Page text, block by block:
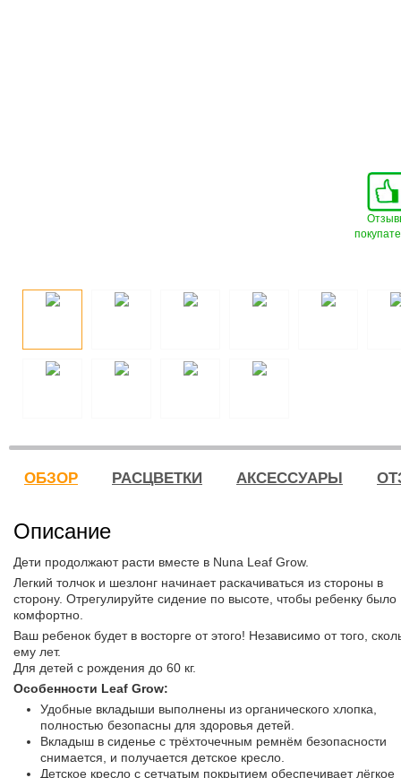
ОБЗОР РАСЦВЕТКИ АКСЕССУАРЫ
Описание
Дети продолжают расти вместе в Nuna Leaf Grow.
Легкий толчок и шезлонг начинает раскачиваться из стороны в
сторону. Отрегулируйте сидение по высоте, чтобы ребенку было
комфортно.
Ваш ребенок будет в восторге от этого! Независимо от того,
ему лет.
Для детей с рождения до 60 кг.
Особенности Leaf Grow:
Удобные вкладыши выполнены из органического хлопка,
полностью безопасны для здоровья детей.
Вкладыш в сиденье с трёхточечным ремнём безопасности
снимается, и получается детское кресло.
Детское кресло с сетчатым покрытием обеспечивает лёгкое